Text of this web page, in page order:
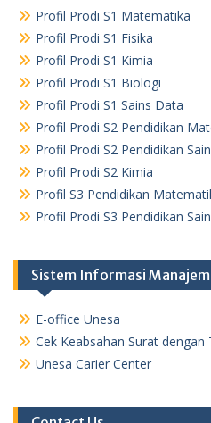
Profil Prodi S1 Matematika
Profil Prodi S1 Fisika
Profil Prodi S1 Kimia
Profil Prodi S1 Biologi
Profil Prodi S1 Sains Data
Profil Prodi S2 Pendidikan
Profil Prodi S2 Pendidikan
Profil Prodi S2 Kimia
Profil S3 Pendidikan
Profil Prodi S3 Pendidikan
Sistem Informasi
E-office Unesa
Cek Keabsahan Surat
Unesa Carier Center